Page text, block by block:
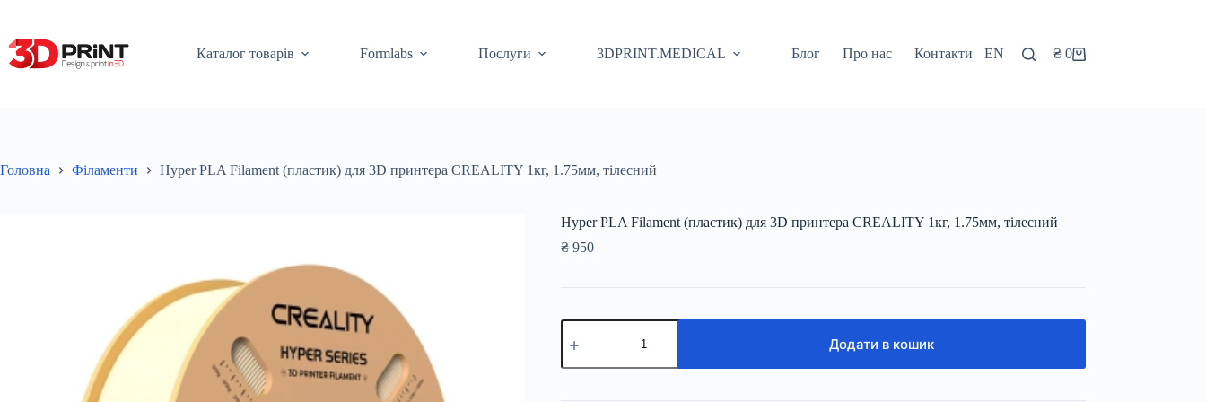
вмісту
Каталог товарів
Formlabs Послуги 3DPRINT.MEDICAL Блог Про нас Контакти EN Кошик
₴0
Головна Філаменти Hyper PLA Filament (пластик) для 3D принтера CREALITY 1кг, 1.75мм, тілесний
Hyper PLA Filament (пластик) для 3D принтера CREALITY 1кг, 1.75мм, тілесний
₴950
Hyper
PLA
(пластик)
Додати в кошик